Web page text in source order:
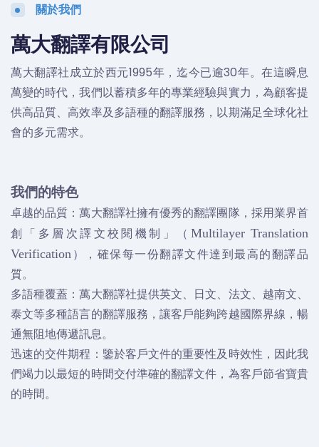
關於我們
萬大翻譯有限公司
萬大翻譯社成立於西元1995年，迄今已逾30年。在這瞬息
萬變的時代，我們以蓄積多年的專業經驗與實力，為顧客提
供高品質、高效率及多語種的翻譯服務，以期滿足全球化社
會的多元需求。
我們的特色
卓越的品質：萬大翻譯社擁有優秀的翻譯團隊，採用業界首
創「多層次譯文校閱機制」（ Multilayer Translation
Verification ），確保每一份翻譯文件達到最高的翻譯品
質。
多語種覆蓋：萬大翻譯社提供英文、日文、法文、越南文、
泰文等多種語言的翻譯服務，讓客戶能夠跨越國際界線，暢
通無阻地傳遞訊息。
迅速的交件期程：鑒於客戶文件的重要性及時效性，因此我
們竭力以最短的時間交付準確的翻譯文件，為客戶節省寶貴
的時間。